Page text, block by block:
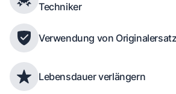
Techniker
Verwendung von
Lebensdauer verlängern